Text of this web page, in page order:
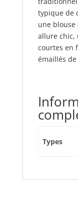
typique de
une blouse
allure chic,
courtes en
émaillés
Types